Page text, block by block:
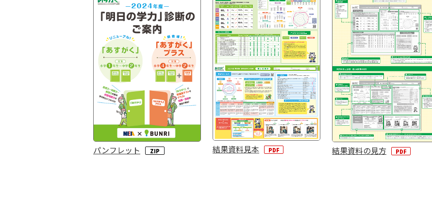
パンフレット 結果資料見本 結果資料の見方